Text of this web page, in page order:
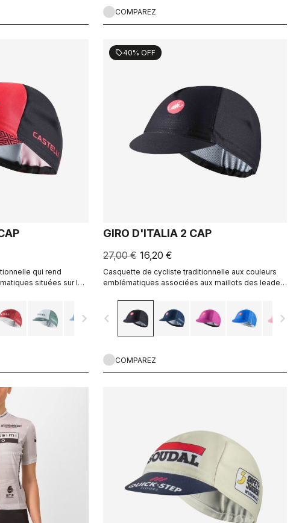
COMPAREZ
qui rend
situées sur le
navigate_next
sell40% OFF
GIRO D'ITALIA 2 CAP
27,00 € 16,20 €
Casquette de cycliste traditionnelle aux couleurs
emblématiques associées aux maillots des leaders
navigate_before navigate_next
COMPAREZ